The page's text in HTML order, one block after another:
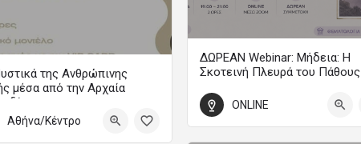
ΔΩΡΕΑΝ Webinar: Μήδεια: Η
Σκοτεινή Πλευρά του Πάθους
WEBINAR
18 Σεπτεμβρίου 2026 19:00 - 21:00
ONLINE
της Ανθρώπινης
μέσα από την Αρχαία
Αθήνα/Κέντρο